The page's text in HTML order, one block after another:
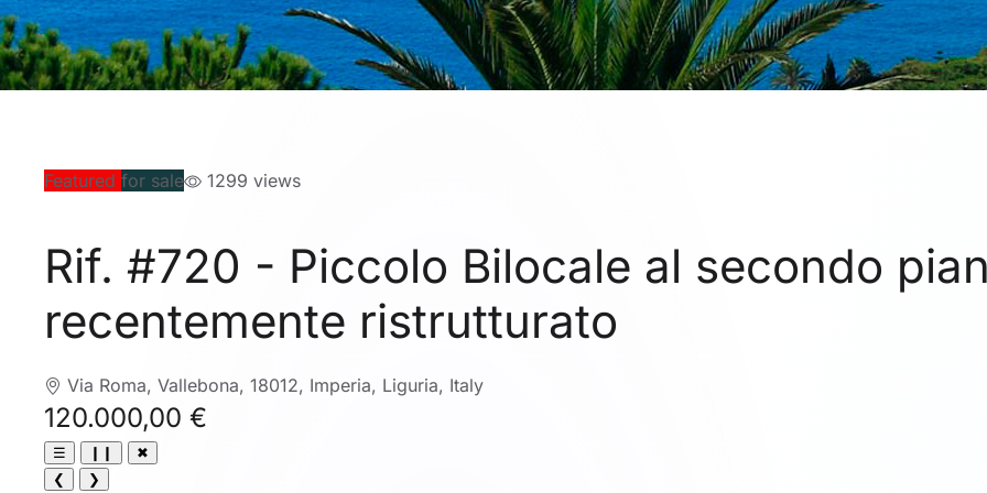
Featured for sale 1299 views
Rif. #720 - Piccolo Bilocale al secondo
recentemente ristrutturato
Via Roma, Vallebona, 18012, Imperia, Liguria, Italy
120.000,00 €
☰ ❙❙
✖
❮
❯